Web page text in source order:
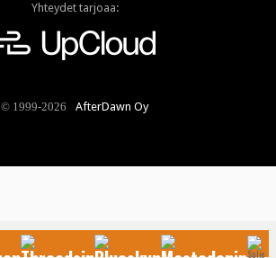
Yhteydet tarjoaa:
© 1999-2026 AfterDawn Oy